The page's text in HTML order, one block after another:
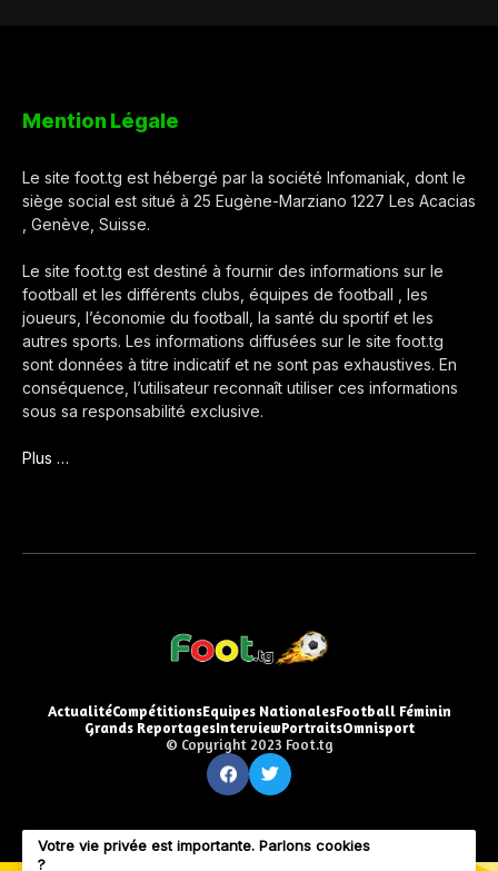
Mention Légale
Le site foot.tg est hébergé par la société Infomaniak, dont le
siège social est situé à 25 Eugène-Marziano 1227 Les Acacias
, Genève, Suisse.
Le site foot.tg est destiné à fournir des informations sur le
football et les différents clubs, équipes de football , les
joueurs, l’économie du football, la santé du sportif et les
autres sports. Les informations diffusées sur le site foot.tg
sont données à titre indicatif et ne sont pas exhaustives. En
conséquence, l’utilisateur reconnaît utiliser ces informations
sous sa responsabilité exclusive.
Plus …
ActualitéCompétitionsEquipes NationalesFootball Féminin
Grands ReportagesInterviewPortraitsOmnisport
© Copyright 2023 Foot.tg
Votre vie privée est importante. Parlons cookies
?